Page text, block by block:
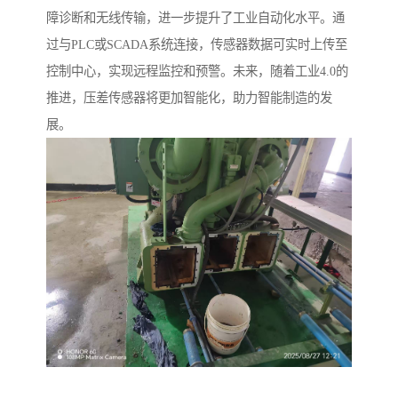
障诊断和无线传输，进一步提升了工业自动化水平。通
过与PLC或SCADA系统连接，传感器数据可实时上传至
控制中心，实现远程监控和预警。未来，随着工业4.0的
推进，压差传感器将更加智能化，助力智能制造的发
展。